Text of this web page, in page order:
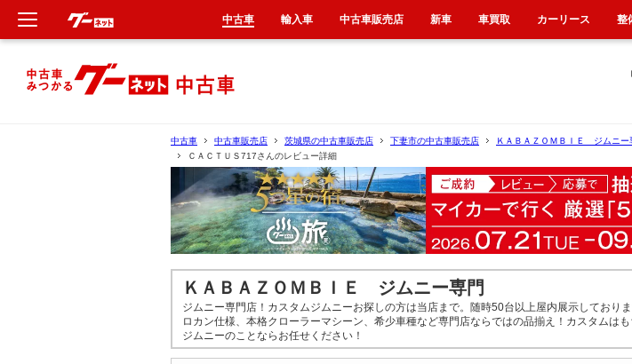
中古車 中古車販売店 茨城県の中古車販売店 下妻市の中古車販売店 ＫＡＢＡＺＯＭＢＩＥ ジムニー
ＣＡＣＴＵＳ717さんのレビュー詳細
ＫＡＢＡＺＯＭＢＩＥ ジムニー専門
ジムニー専門店！カスタムジムニーお探しの方は当店まで。随時50台以上屋内展示しており
ロカン仕様、本格クローラーマシーン、希少車種など専門店ならではの品揃え！カスタムは
ジムニーのことならお任せください！
中古車 輸入車 中古車販売店 新車 車買取 カーリース 整
新車